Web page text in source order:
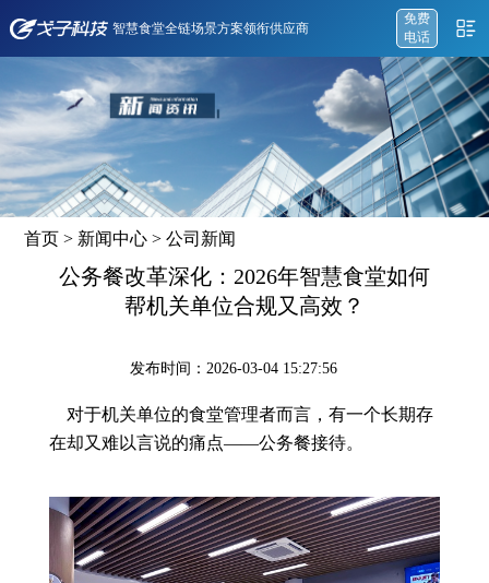
智慧食堂全链场景方案领衔供应商
免费
电话
首页 > 新闻中心 >公司新闻
公务餐改革深化：2026年智慧食堂如何
帮机关单位合规又高效？
发布时间：2026-03-04 15:27:56
对于机关单位的食堂管理者而言，有一个长期存
在却又难以言说的痛点——公务餐接待。